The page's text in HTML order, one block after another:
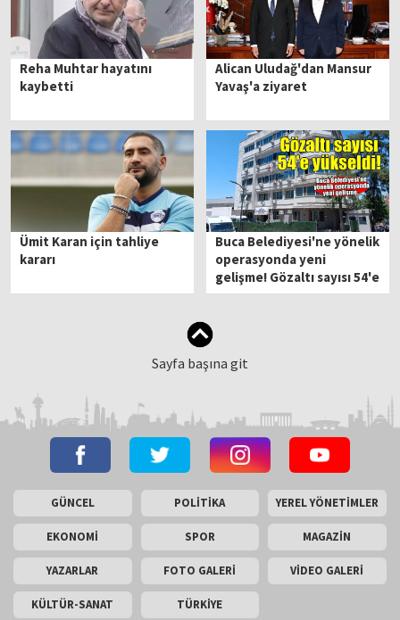
Reha Muhtar hayatını
kaybetti
Alican Uludağ'dan Mansur
Yavaş'a ziyaret
Ümit Karan için tahliye
kararı
Buca Belediyesi'ne yönelik
operasyonda yeni
gelişme! Gözaltı sayısı 54'e
yükseldi...
Sayfa başına git
GÜNCEL POLİTİKA YEREL YÖNETİMLER
EKONOMİ SPOR MAGAZİN
YAZARLAR FOTO GALERİ VİDEO GALERİ
KÜLTÜR-SANAT TÜRKİYE